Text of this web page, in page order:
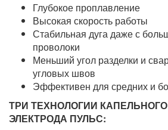
Глубокое проплавление
Высокая скорость работы
Стабильная дуга даже с
проволоки
Меньший угол разделки и
угловых швов
Эффективен для средних и
ТРИ ТЕХНОЛОГИИ
ЭЛЕКТРОДА ПУЛЬС: